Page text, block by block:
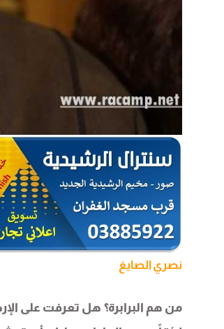
نصري الصايغ
من هم البرابرة؟ هل تعرفت على